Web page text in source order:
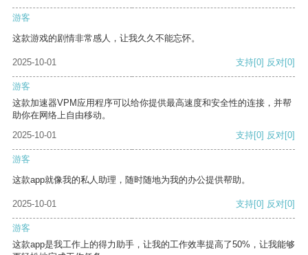
游客
这款游戏的剧情非常感人，让我久久不能忘怀。
2025-10-01 支持[0] 反对[0]
游客
这款加速器VPM应用程序可以给你提供最高速度和安全性的连接，并帮
助你在网络上自由移动。
2025-10-01
支持[0] 反对[0]
游客
这款app就像我的私人助理，随时随地为我的办公提供帮助。
2025-10-01 支持[0] 反对[0]
游客
这款app是我工作上的得力助手，让我的工作效率提高了50%，让我能够